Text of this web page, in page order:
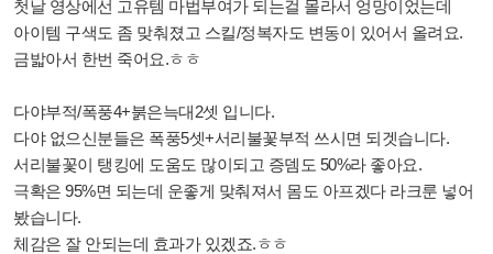
첫날 영상에선 고유템 마법부여가 되는걸 몰라서 엉망이었는데
아이템 구색도 좀 맞춰졌고 스킬/정복자도 변동이 있어서 올려요.
금밟아서 한번 죽어요.ㅎㅎ
다야부적/폭풍4+붉은늑대2셋 입니다.
다야 없으신분들은 폭풍5셋+서리불꽃부적 쓰시면 되겟습니다.
서리불꽃이 탱킹에 도움도 많이되고 증뎀도 50%라 좋아요.
극확은 95%면 되는데 운좋게 맞춰져서 몸도 아프겠다 라크룬 넣어
봤습니다.
체감은 잘 안되는데 효과가 있겠죠.ㅎㅎ